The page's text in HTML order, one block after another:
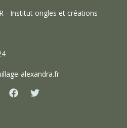
- Institut ongles et créations
alexandra.fr